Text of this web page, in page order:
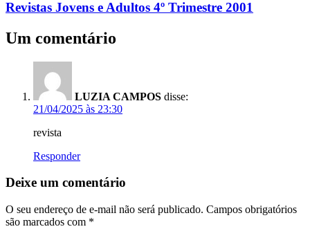
Revistas Jovens e Adultos 4º Trimestre 2001
Um comentário
LUZIA CAMPOS disse:
21/04/2025 às 23:30
revista
Responder
Deixe um comentário
O seu endereço de e-mail não será publicado. Campos obrigatórios
são marcados com *